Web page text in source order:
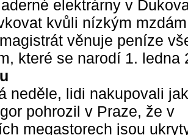
elektrárny v
kvůli nízkým mzdám
věnuje peníze
které se narodí 1. ledna
neděle, lidi nakupovali
pohrozil v Praze, že v
megastorech jsou